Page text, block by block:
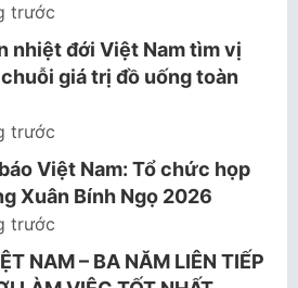
trước
nhiệt đới Việt Nam tìm vị
giá trị đồ uống toàn
trước
Việt Nam: Tổ chức họp
Xuân Bính Ngọ 2026
trước
NAM – BA NĂM LIÊN TIẾP